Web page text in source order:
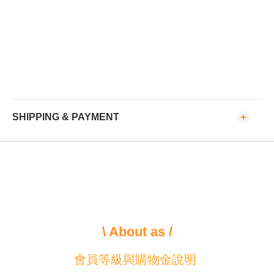
SHIPPING & PAYMENT
\ About as /
會員等級與購物金說明